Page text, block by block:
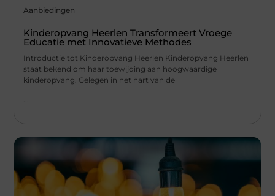
Aanbiedingen
Kinderopvang Heerlen Transformeert Vroege
Educatie met Innovatieve Methodes
Introductie tot Kinderopvang Heerlen Kinderopvang Heerlen
staat bekend om haar toewijding aan hoogwaardige
kinderopvang. Gelegen in het hart van de